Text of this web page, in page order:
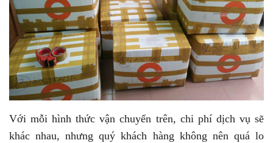
Với mỗi hình thức vận chuyển trên, chi phí dịch vụ sẽ
khác nhau, nhưng quý khách hàng không nên quá lo